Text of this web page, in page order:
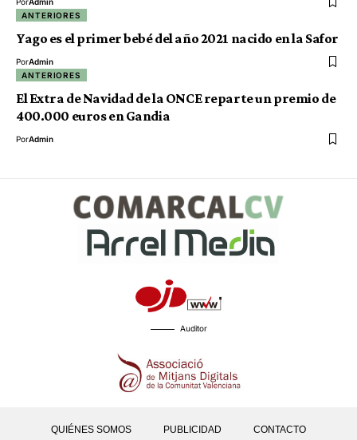
ANTERIORES
Yago es el primer bebé del año 2021 nacido en la Safor
PorAdmin
ANTERIORES
El Extra de Navidad de la ONCE reparte un premio de
400.000 euros en Gandia
PorAdmin
Auditor
QUIÉNES SOMOS PUBLICIDAD CONTACTO